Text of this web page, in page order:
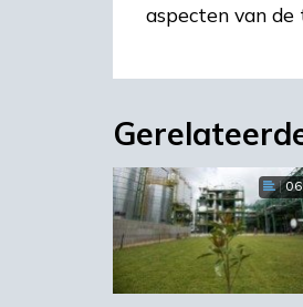
aspecten van